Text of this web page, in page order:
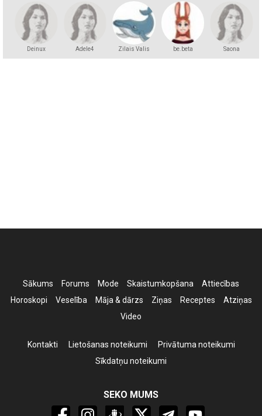
Deinux Adele4 Zilais Valis be.beta Saona
Sākums Forums Mode Skaistumkopšana
Attiecības
Horoskopi
Veselība Māja & dārzs Ziņas Receptes
Atziņas
Video
Kontakti Lietošanas noteikumi
Privātuma noteikumi
Sīkdatņu noteikumi
SEKO MUMS